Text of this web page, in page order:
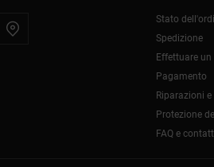
Stato
Spedizione
Effettuare un
Pagamento
Riparazioni e
Protezione
FAQ e